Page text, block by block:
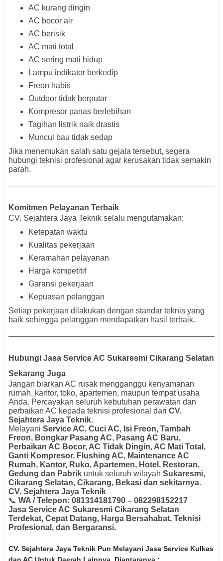
AC kurang dingin
AC bocor air
AC berisik
AC mati total
AC sering mati hidup
Lampu indikator berkedip
Freon habis
Outdoor tidak berputar
Kompresor panas berlebihan
Tagihan listrik naik drastis
Muncul bau tidak sedap
Jika menemukan salah satu gejala tersebut, segera
hubungi teknisi profesional agar kerusakan tidak semakin
parah.
Komitmen Pelayanan Terbaik
CV. Sejahtera Jaya Teknik selalu mengutamakan:
Ketepatan waktu
Kualitas pekerjaan
Keramahan pelayanan
Harga kompetitif
Garansi pekerjaan
Kepuasan pelanggan
Setiap pekerjaan dilakukan dengan standar teknis yang
baik sehingga pelanggan mendapatkan hasil terbaik.
Hubungi Jasa Service AC Sukaresmi Cikarang Selatan
Sekarang Juga
Jangan biarkan AC rusak mengganggu kenyamanan
rumah, kantor, toko, apartemen, maupun tempat usaha
Anda. Percayakan seluruh kebutuhan perawatan dan
perbaikan AC kepada teknisi profesional dari CV.
Sejahtera Jaya Teknik.
Melayani Service AC, Cuci AC, Isi Freon, Tambah
Freon, Bongkar Pasang AC, Pasang AC Baru,
Perbaikan AC Bocor, AC Tidak Dingin, AC Mati Total,
Ganti Kompresor, Flushing AC, Maintenance AC
Rumah, Kantor, Ruko, Apartemen, Hotel, Restoran,
Gedung dan Pabrik untuk seluruh wilayah Sukaresmi,
Cikarang Selatan, Cikarang, Bekasi dan sekitarnya.
CV. Sejahtera Jaya Teknik
📞 WA / Telepon: 081314181790 – 082298152217
Jasa Service AC Sukaresmi Cikarang Selatan
Terdekat, Cepat Datang, Harga Bersahabat, Teknisi
Profesional, dan Bergaransi.
CV. Sejahtera Jaya Teknik Pun Melayani Jasa Service Kulkas